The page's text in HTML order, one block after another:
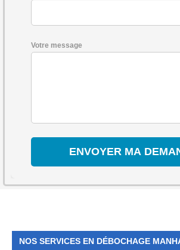
Votre message
NOS SERVICES EN DÉBOCHAGE